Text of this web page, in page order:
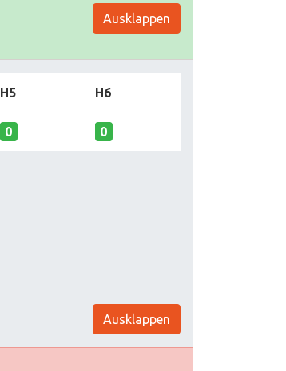
Ausklappen
H5 H6
0 0
Ausklappen